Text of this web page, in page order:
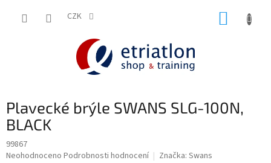
CZK
Plavecké brýle SWANS SLG-100N,
BLACK
99867
Průměrné
Neohodnoceno Podrobnosti hodnocení Značka: Swans
shop.etriatlon.cz - Chat